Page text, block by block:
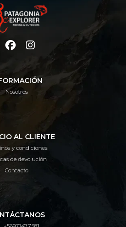
Nosotros
AL CLIENTE
y condiciones
de devolución
Contacto